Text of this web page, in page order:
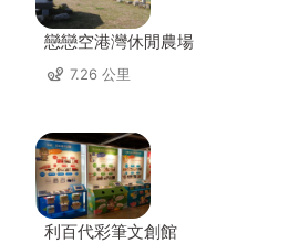
戀戀空港灣休閒農場
7.26 公里
利百代彩筆文創館